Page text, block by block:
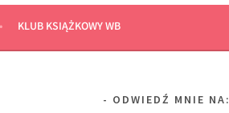
KLUB KSIĄŻKOWY WB
ODWIEDŹ MNIE NA: